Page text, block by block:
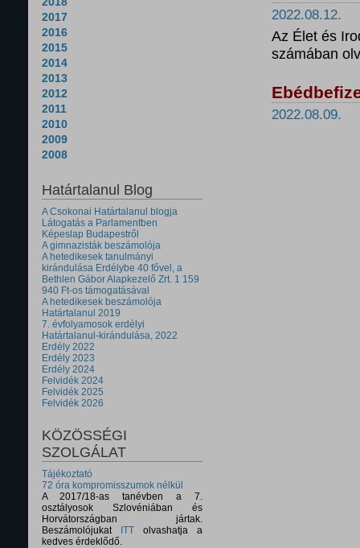
2017
2016
2015
2014
2013
2012
2011
2010
2009
2008
Határtalanul Blog
A Csokonai Határtalanul blogja
Látogatás a Parlamentben
Képeslap Budapestről
A gimnazisták beszámolója
A hetedikesek tanulmányi
kirándulása Erdélybe 40 fővel, a
Bethlen Gábor Alapkezelő Zrt. 1 159
940 Ft-os támogatásával
A hetedikesek beszámolója
Határtalanul 2019
7. évfolyamosok erdélyi
Határtalanul-kirándulása, 2022
Erdély 2022
Erdély 2023
Erdély 2024
Felvidék 2024
Felvidék 2025
Felvidék 2026
KÖZÖSSÉGI
SZOLGÁLAT
Tájékoztató
72 óra kompromisszumok nélkül
A 2017/18-as tanévben a 7.
osztályosok Szlovéniában és
Horvátországban jártak.
Beszámolójukat
ITTolvashatja a
kedves érdeklődő.
2022.08.12.
Az Élet és
számában
2022.08.09.